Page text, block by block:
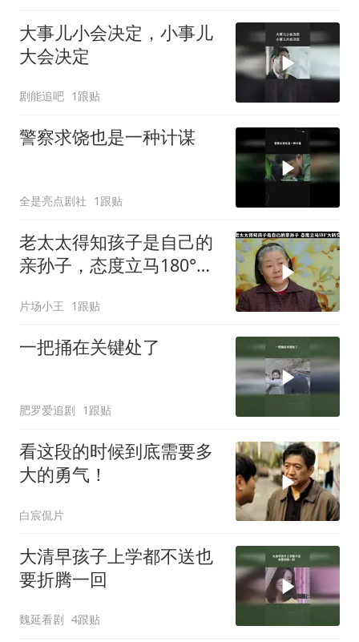
大事儿小会决定，小事儿
大会决定
剧能追吧 1跟贴
警察求饶也是一种计谋
全是亮点剧社 1跟贴
老太太得知孩子是自己的
亲孙子，态度立马180°大
片场小王 1跟贴
一把捅在关键处了
肥罗爱追剧 1跟贴
看这段的时候到底需要多
大的勇气！
白宸侃片
大清早孩子上学都不送也
要折腾一回
魏延看剧 4跟贴